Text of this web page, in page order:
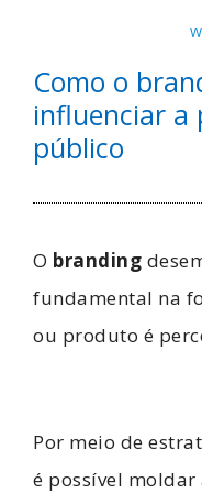
Como o
influenciar a
público
O branding
fundamental na
ou produto é
Por meio de
é possível